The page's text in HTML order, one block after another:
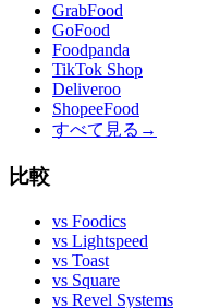
GrabFood
GoFood
Foodpanda
TikTok Shop
Deliveroo
ShopeeFood
すべて見る →
比較
vs Foodics
vs Lightspeed
vs Toast
vs Square
vs Revel Systems